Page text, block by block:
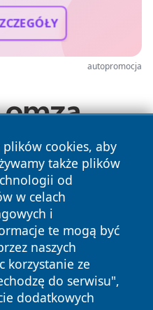
autopromocja
plików cookies, aby
także plików
od
w celach
i
te mogą być
naszych
korzystanie ze
do serwisu",
dodatkowych
Wszystkie prawa
Polityka